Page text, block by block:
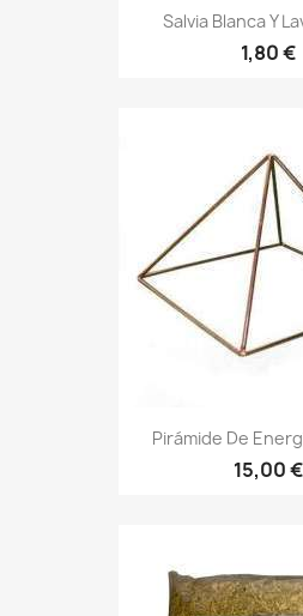
Salvia Blanca Y
1,80 €
Pirámide De
15,00 €